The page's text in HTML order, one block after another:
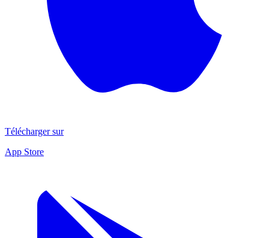
Télécharger sur
App Store